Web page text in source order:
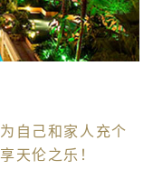
自己和家人充个
天伦之乐！